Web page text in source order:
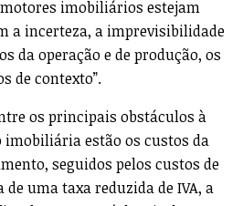
imobiliários estejam
a incerteza, a imprevisibilidade
da operação e de produção, os
de contexto”.
os principais obstáculos à
imobiliária estão os custos da
seguidos pelos custos de
uma taxa reduzida de IVA, a